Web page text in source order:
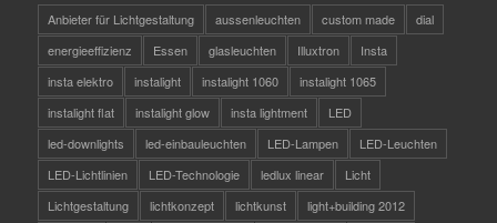
Anbieter für Lichtgestaltung aussenleuchten custom made
dial
energieeffizienz
Essen glasleuchten Illuxtron
Insta
insta elektro
instalight instalight 1060
instalight 1065
instalight flat
instalight glow insta lightment
LED
led-downlights
led-einbauleuchten LED-Lampen
LED-Leuchten
LED-Lichtlinien
LED-Technologie ledlux linear
Licht
Lichtgestaltung
lichtkonzept lichtkunst
light+building 2012